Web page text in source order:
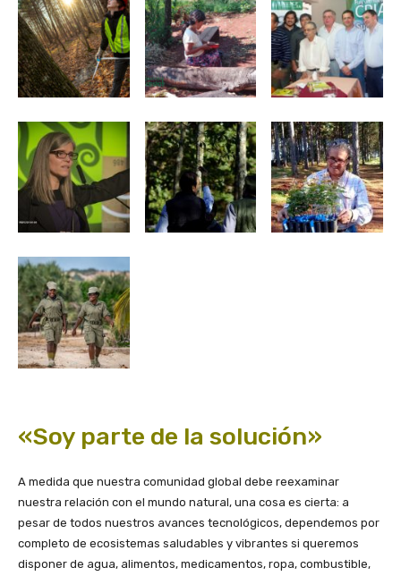
«Soy parte de la solución»
A medida que nuestra comunidad global debe reexaminar
nuestra relación con el mundo natural, una cosa es cierta: a
pesar de todos nuestros avances tecnológicos, dependemos por
completo de ecosistemas saludables y vibrantes si queremos
disponer de agua, alimentos, medicamentos, ropa, combustible,